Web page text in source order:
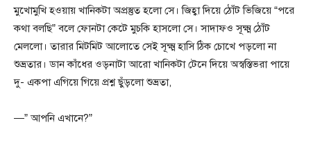
মুখোমুখি হওয়ায় খানিকটা অপ্রস্তুত হলো সে। জিহ্বা দিয়ে ঠোঁট ভিজিয়ে “পরে
কথা বলছি” বলে ফোনটা কেটে মুচকি হাসলো সে। সাদাফও সূক্ষ্ম ঠোঁট
মেললো। তারার মিটমিট আলোতে সেই সূক্ষ্ম হাসি ঠিক চোখে পড়লো না
শুভ্রতার। ডান কাঁধের ওড়নাটা আরো খানিকটা টেনে দিয়ে অস্বস্তিভরা পায়ে
দু- একপা এগিয়ে গিয়ে প্রশ্ন ছুঁড়লো শুভ্রতা,
—” আপনি এখানে?”